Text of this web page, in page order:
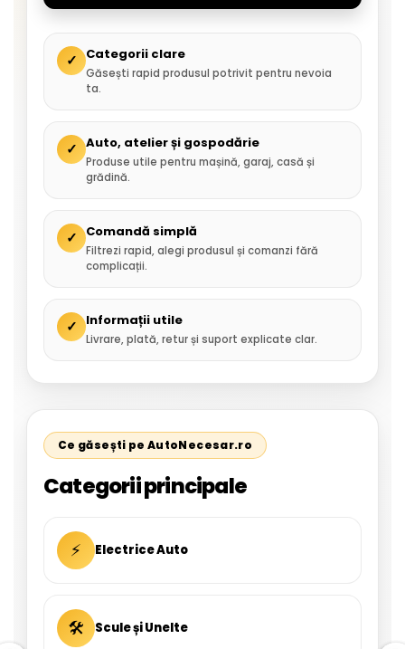
✓ Categorii clare
Găsești rapid produsul potrivit pentru nevoia
ta.
✓ Auto, atelier și gospodărie
Produse utile pentru mașină, garaj, casă și
grădină.
✓ Comandă simplă
Filtrezi rapid, alegi produsul și comanzi fără
complicații.
✓ Informații utile
Livrare, plată, retur și suport explicate clar.
Ce găsești pe AutoNecesar.ro
Categorii principale
⚡ Electrice Auto
🛠 Scule și Unelte